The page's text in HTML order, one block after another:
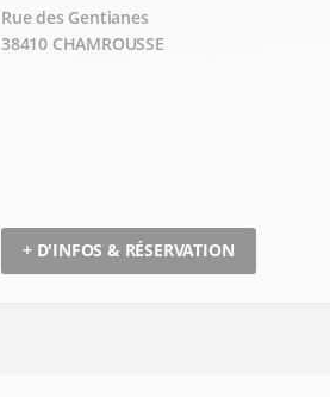
Rue des Gentianes
38410 CHAMROUSSE
+ D'INFOS & RÉSERVATION